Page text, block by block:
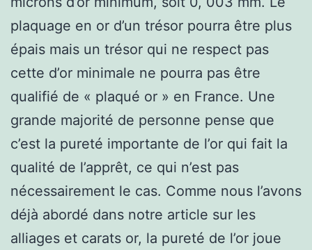
plaquage en or d’un trésor pourra être plus
épais mais un trésor qui ne respect pas
cette d’or minimale ne pourra pas être
qualifié de « plaqué or » en France. Une
grande majorité de personne pense que
c’est la pureté importante de l’or qui fait la
qualité de l’apprêt, ce qui n’est pas
nécessairement le cas. Comme nous l’avons
déjà abordé dans notre article sur les
alliages et carats or, la pureté de l’or joue